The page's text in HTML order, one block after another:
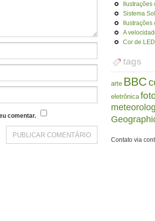
comentar.
Sistema
A
Cor de
tags
arte BBC
eletrônica
Contato via